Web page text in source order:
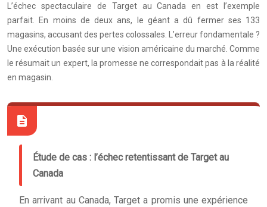
L’échec spectaculaire de Target au Canada en est l’exemple
parfait. En moins de deux ans, le géant a dû fermer ses 133
magasins, accusant des pertes colossales. L’erreur fondamentale ?
Une exécution basée sur une vision américaine du marché. Comme
le résumait un expert, la promesse ne correspondait pas à la réalité
en magasin.
Étude de cas : l’échec retentissant de Target au
Canada
En arrivant au Canada, Target a promis une expérience